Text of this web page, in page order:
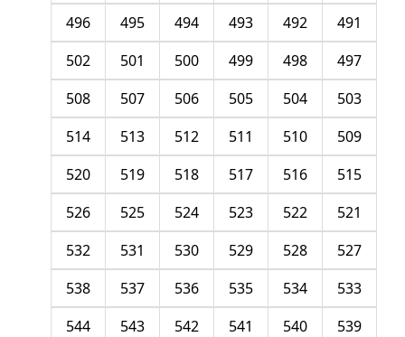
491
492
493
494
495
496
497
498
499
500
501
502
503
504
505
506
507
508
509
510
511
512
513
514
515
516
517
518
519
520
521
522
523
524
525
526
527
528
529
530
531
532
533
534
535
536
537
538
539
540
541
542
543
544